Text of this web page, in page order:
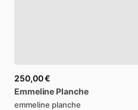
250,00 €
Emmeline Planche
emmeline planche